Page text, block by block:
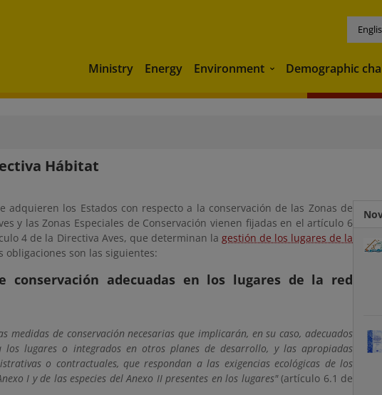
Ministry Energy Environment Environment
Demographic
Hábitat
adquieren los Estados con respecto a la conservación de las Zonas de
y las Zonas Especiales de Conservación vienen fijadas en el artículo 6
4 de la Directiva Aves, que determinan la gestión de los lugares de la
obligaciones son las siguientes:
conservación adecuadas en los lugares de la red
medidas de conservación necesarias que implicarán, en su caso, adecuados
los lugares o integrados en otros planes de desarrollo, y las apropiadas
o contractuales, que respondan a las exigencias ecológicas de los
I y de las especies del Anexo II presentes en los lugares"(artículo 6.1 de